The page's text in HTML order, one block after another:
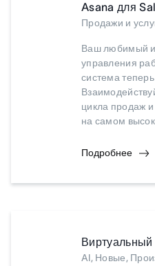
Asana для
Продажи и
Ваш любимый
управления
система
цикла продаж
на самом
Подробнее
Виртуальный
AI, Новые,